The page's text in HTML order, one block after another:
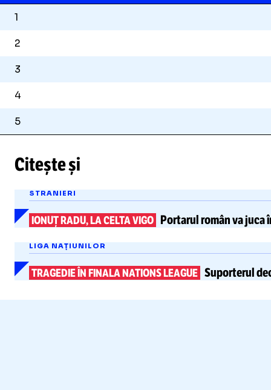
1
2
3
4
5
Citește și
STRANIERI
IONUȚ RADU, LA CELTA VIGO Portarul românva juca
LIGA NAȚIUNILOR
TRAGEDIE ÎN FINALA NATIONS LEAGUE Suporterul